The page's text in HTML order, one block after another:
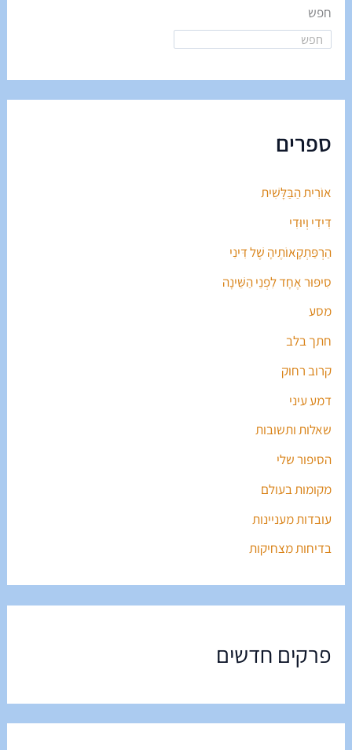
חפש
ספרים
אוֹרִית הַבַּלָּשִׁית
דִּידִי וְיוּדִי
הַרְפַּתְקָאוֹתֶיהָ שֶׁל דִּינִי
סִיפּוּר אֶחָד לִפְנֵי הַשֵּׁינָה
מסע
חתך בלב
קרוב רחוק
דמע עיני
שאלות ותשובות
הסיפור שלי
מקומות בעולם
עובדות מעניינות
בדיחות מצחיקות
פרקים חדשים